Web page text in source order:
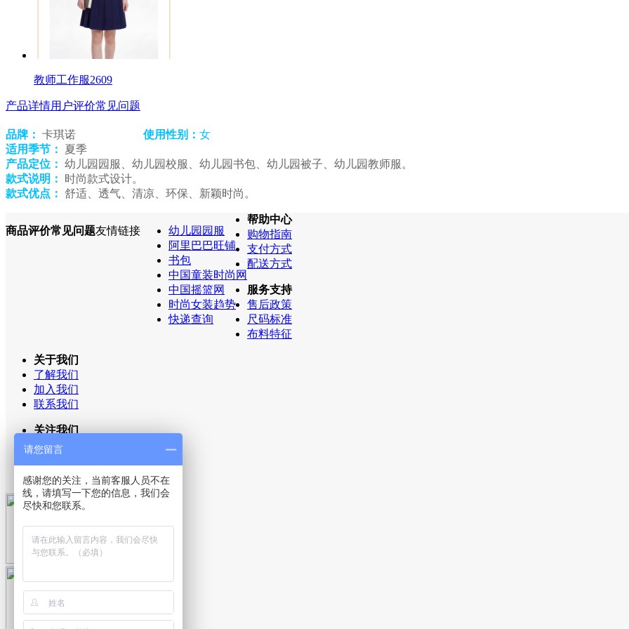
教师工作服2609
产品详情用户评价常见问题
品牌： 卡琪诺 使用性别： 女
适用季节：
夏季
产品定位： 幼儿园园服、幼儿园校服、幼儿园书包、幼儿园被子、幼儿园教师服。
款式说明：
时尚款式设计。
款式优点： 舒适、透气、清凉、环保、新颖时尚。
商品评价常见问题友情链接
幼儿园园服
阿里巴巴旺铺
书包
中国童装时尚网
中国摇篮网
时尚女装趋势
快递查询
帮助中心
购物指南
支付方式
配送方式
服务支持
售后政策
尺码标准
布料特征
关于我们
了解我们
加入我们
联系我们
关注我们
新浪微博
官方微信
请您留言
感谢您的关注，当前客服人员不在
线，请填写一下您的信息，我们会
尽快和您联系。